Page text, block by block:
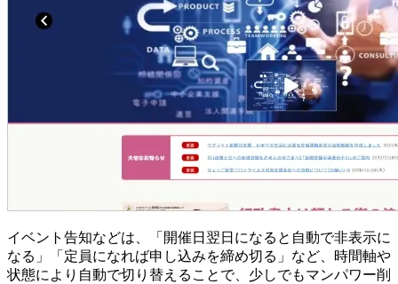
イベント告知などは、「開催日翌日になると自動で非表示に
なる」「定員になれば申し込みを締め切る」など、時間軸や
状態により自動で切り替えることで、少しでもマンパワー削